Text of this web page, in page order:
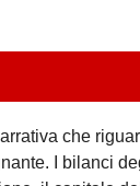
che
I bilanci